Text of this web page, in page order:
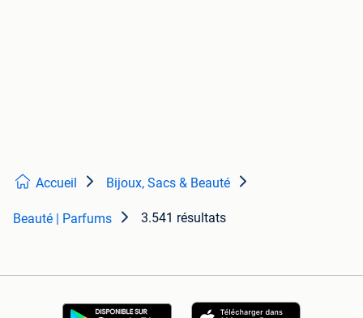
Accueil Bijoux, Sacs & Beauté
Beauté | Parfums 3.541 résultats